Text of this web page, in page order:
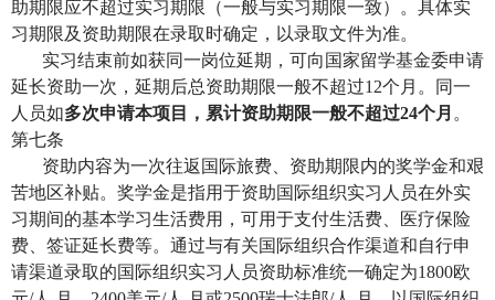
助期限应不超过实习期限（一般与实习期限一致）。具体实
习期限及资助期限在录取时确定，以录取文件为准。
实习结束前如获同一岗位延期，可向国家留学基金委申请
延长资助一次，延期后总资助期限一般不超过12个月。同一
人员如多次申请本项目，累计资助期限一般不超过24个月 。
第七条
资助内容为一次往返国际旅费、资助期限内的奖学金和艰
苦地区补贴。奖学金是指用于资助国际组织实习人员在外实
习期间的基本学习生活费用，可用于支付生活费、医疗保险
费、签证延长费等。通过与有关国际组织合作渠道和自行申
请渠道录取的国际组织实习人员资助标准统一确定为1800欧